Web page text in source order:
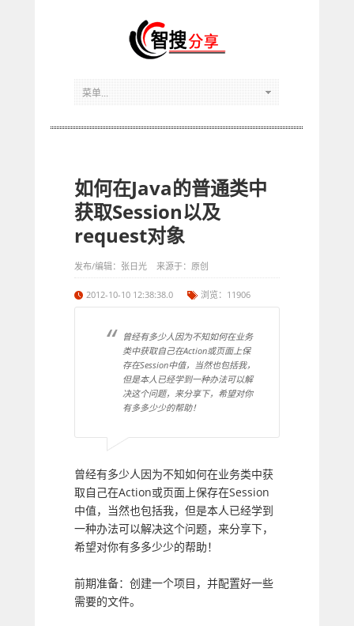
如何在Java的普通类中
获取Session以及
request对象
发布/编辑：张日光 来源于：原创
2012-10-10 12:38:38.0 浏览：11906
曾经有多少人因为不知如何在业务
类中获取自己在Action或页面上保
存在Session中值，当然也包括我，
但是本人已经学到一种办法可以解
决这个问题，来分享下，希望对你
有多多少少的帮助！
曾经有多少人因为不知如何在业务类中获
取自己在Action或页面上保存在Session
中值，当然也包括我，但是本人已经学到
一种办法可以解决这个问题，来分享下，
希望对你有多多少少的帮助！
前期准备：创建一个项目，并配置好一些
需要的文件。